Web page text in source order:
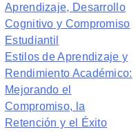
Aprendizaje, Desarrollo
Cognitivo y Compromiso
Estudiantil
Estilos de Aprendizaje y
Rendimiento Académico:
Mejorando el
Compromiso, la
Retención y el Éxito